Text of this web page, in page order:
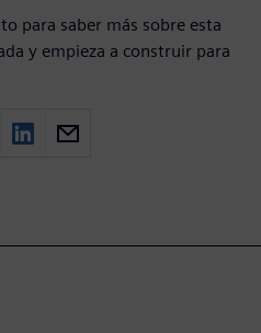
para saber más sobre esta
y empieza a construir para